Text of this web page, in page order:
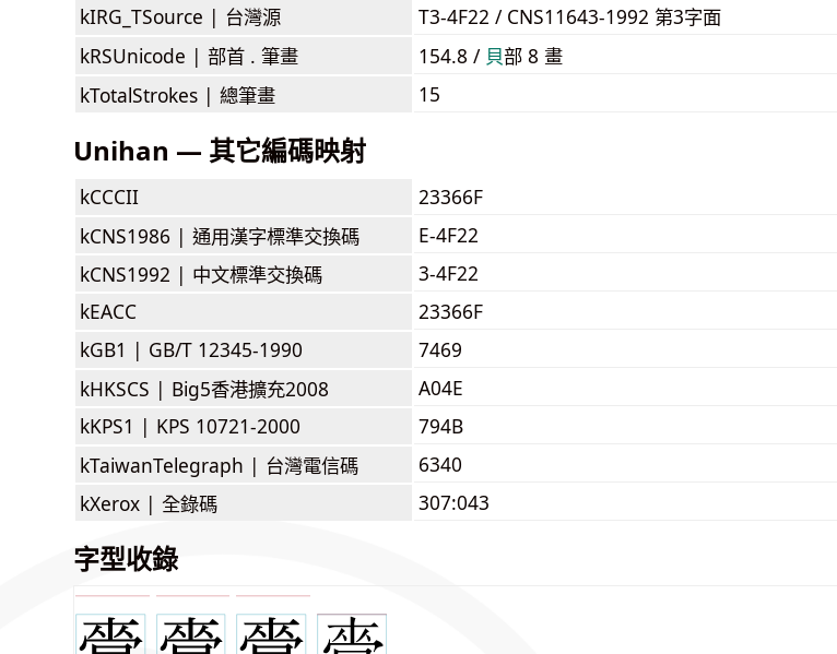
kIRG_TSource | 台灣源
T3-4F22 / CNS11643-1992 第3字面
kRSUnicode | 部首 . 筆畫 154.8 / ⾙部 8 畫
kTotalStrokes | 總筆畫 15
Unihan — 其它編碼映射
kCCCII
23366F
kCNS1986 | 通用漢字標準交換碼
E-4F22
kCNS1992 | 中文標準交換碼
3-4F22
kEACC
23366F
kGB1 | GB/T 12345-1990
7469
kHKSCS | Big5香港擴充2008
A04E
kKPS1 | KPS 10721-2000
794B
kTaiwanTelegraph | 台灣電信碼
6340
kXerox | 全錄碼 307:043
字型收錄